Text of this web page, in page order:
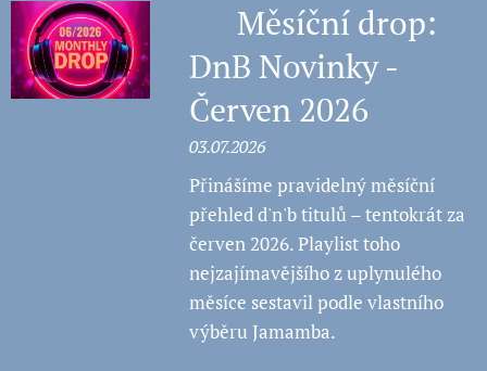
💿 Měsíční drop:
DnB Novinky -
Červen 2026
03.07.2026
Přinášíme pravidelný měsíční
přehled d'n'b titulů – tentokrát za
červen 2026. Playlist toho
nejzajímavějšího z uplynulého
měsíce sestavil podle vlastního
výběru Jamamba.